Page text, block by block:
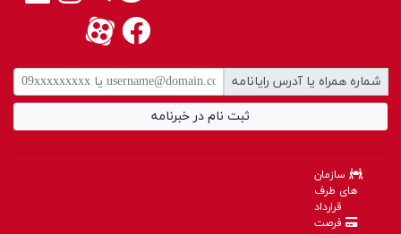
شماره همراه یا آدرس رایانامه
ثبت نام در خبرنامه
سازمان
های طرف
قرارداد
فرصت